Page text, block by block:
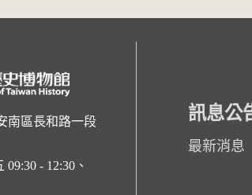
南區長和路一段
- 12:30、
訊息公
最新消息